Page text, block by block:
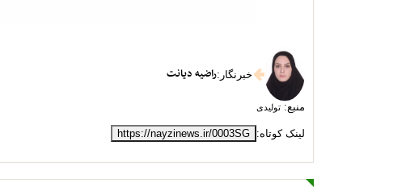
خبرنگار :راضیه دیانت
منبع: تولیدی
لینک کوتاه: https://nayzinews.ir/0003SG